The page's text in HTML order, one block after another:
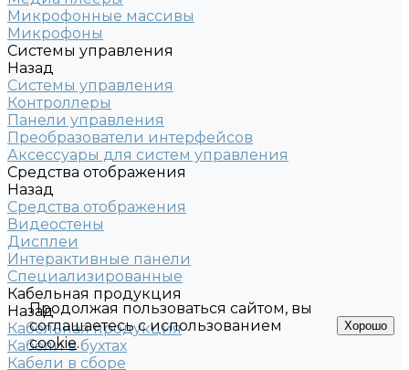
Микрофонные массивы
Микрофоны
Системы управления
Назад
Системы управления
Контроллеры
Панели управления
Преобразователи интерфейсов
Аксессуары для систем управления
Средства отображения
Назад
Средства отображения
Видеостены
Дисплеи
Интерактивные панели
Специализированные
Кабельная продукция
Назад
Кабельная продукция
Кабели в бухтах
Кабели в сборе
Продолжая пользоваться сайтом, вы
соглашаетесь с использованием
cookie.
Хорошо